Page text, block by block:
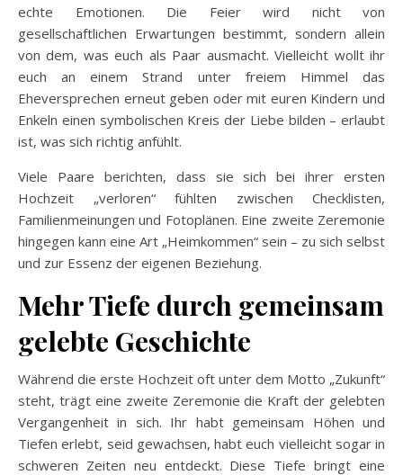
echte Emotionen. Die Feier wird nicht von
gesellschaftlichen Erwartungen bestimmt, sondern allein
von dem, was euch als Paar ausmacht. Vielleicht wollt ihr
euch an einem Strand unter freiem Himmel das
Eheversprechen erneut geben oder mit euren Kindern und
Enkeln einen symbolischen Kreis der Liebe bilden – erlaubt
ist, was sich richtig anfühlt.
Viele Paare berichten, dass sie sich bei ihrer ersten
Hochzeit „verloren“ fühlten zwischen Checklisten,
Familienmeinungen und Fotoplänen. Eine zweite Zeremonie
hingegen kann eine Art „Heimkommen“ sein – zu sich selbst
und zur Essenz der eigenen Beziehung.
Mehr Tiefe durch gemeinsam
gelebte Geschichte
Während die erste Hochzeit oft unter dem Motto „Zukunft“
steht, trägt eine zweite Zeremonie die Kraft der gelebten
Vergangenheit in sich. Ihr habt gemeinsam Höhen und
Tiefen erlebt, seid gewachsen, habt euch vielleicht sogar in
schweren Zeiten neu entdeckt. Diese Tiefe bringt eine